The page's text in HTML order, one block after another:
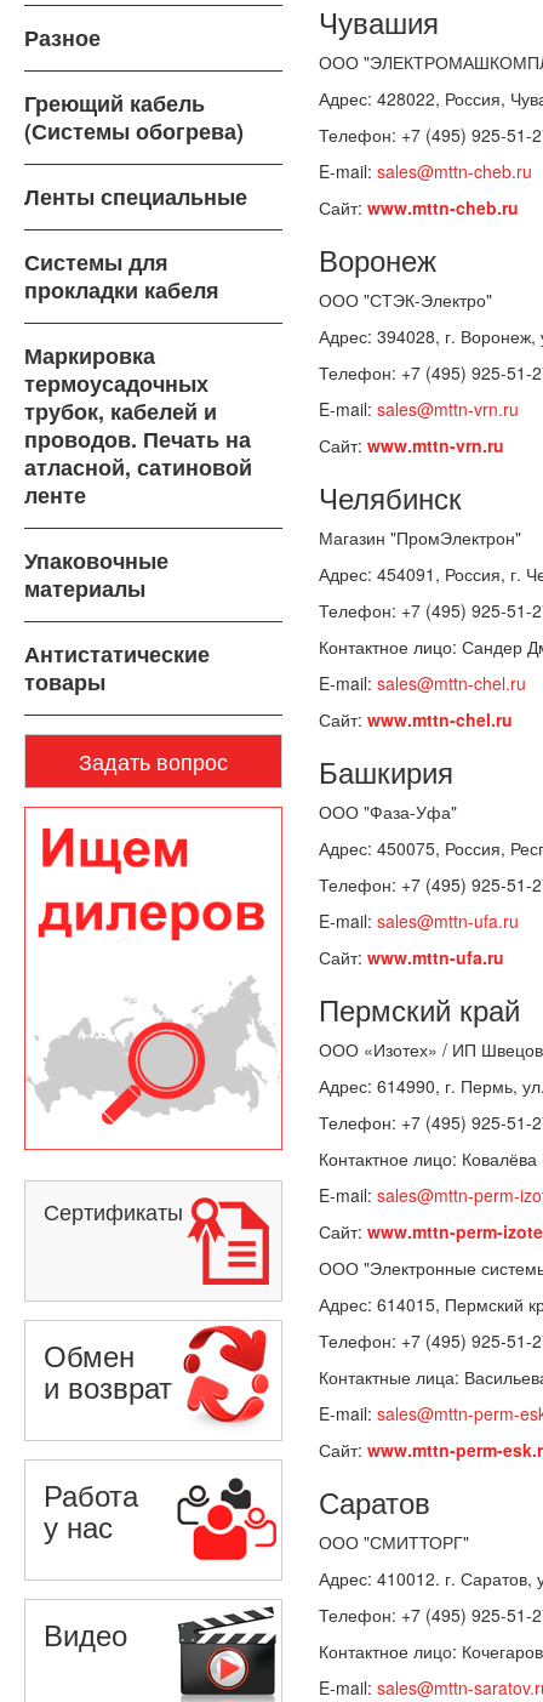
Разное
Греющий кабель
(Системы обогрева)
Ленты специальные
Системы для
прокладки кабеля
Маркировка
термоусадочных
трубок, кабелей и
проводов. Печать на
атласной, сатиновой
ленте
Упаковочные
материалы
Антистатические
товары
Задать вопрос
Сертификаты
Обмен
и возврат
Работа
у нас
Видео
Чувашия
ООО
Адрес: 428022, Россия,
Телефон: +7 (495) 925-51-
E-mail: sales@mttn-cheb.ru
Сайт: www.mttn-cheb.ru
Воронеж
ООО "СТЭК-Электро"
Адрес: 394028, г. Воронеж,
Телефон: +7 (495) 925-51-
E-mail: sales@mttn-vrn.ru
Сайт: www.mttn-vrn.ru
Челябинск
Магазин "ПромЭлектрон"
Адрес: 454091, Россия, г.
Телефон: +7 (495) 925-51-
Контактное лицо: Сандер
E-mail: sales@mttn-chel.ru
Сайт: www.mttn-chel.ru
Башкирия
ООО "Фаза-Уфа"
Адрес: 450075, Россия,
Телефон: +7 (495) 925-51-
E-mail: sales@mttn-ufa.ru
Сайт: www.mttn-ufa.ru
Пермский край
ООО «Изотех» / ИП Швецов
Адрес: 614990, г. Пермь,
Телефон: +7 (495) 925-51-
Контактное лицо:
E-mail: sales@mttn-perm-
Сайт: www.mttn-perm-
ООО "Электронные
Адрес: 614015, Пермский
Телефон: +7 (495) 925-51-
Контактные лица:
E-mail: sales@mttn-perm-
Сайт: www.mttn-perm-
Саратов
ООО "СМИТТОРГ"
Адрес: 410012. г. Саратов,
Телефон: +7 (495) 925-51-
Контактное лицо:
E-mail: sales@mttn-